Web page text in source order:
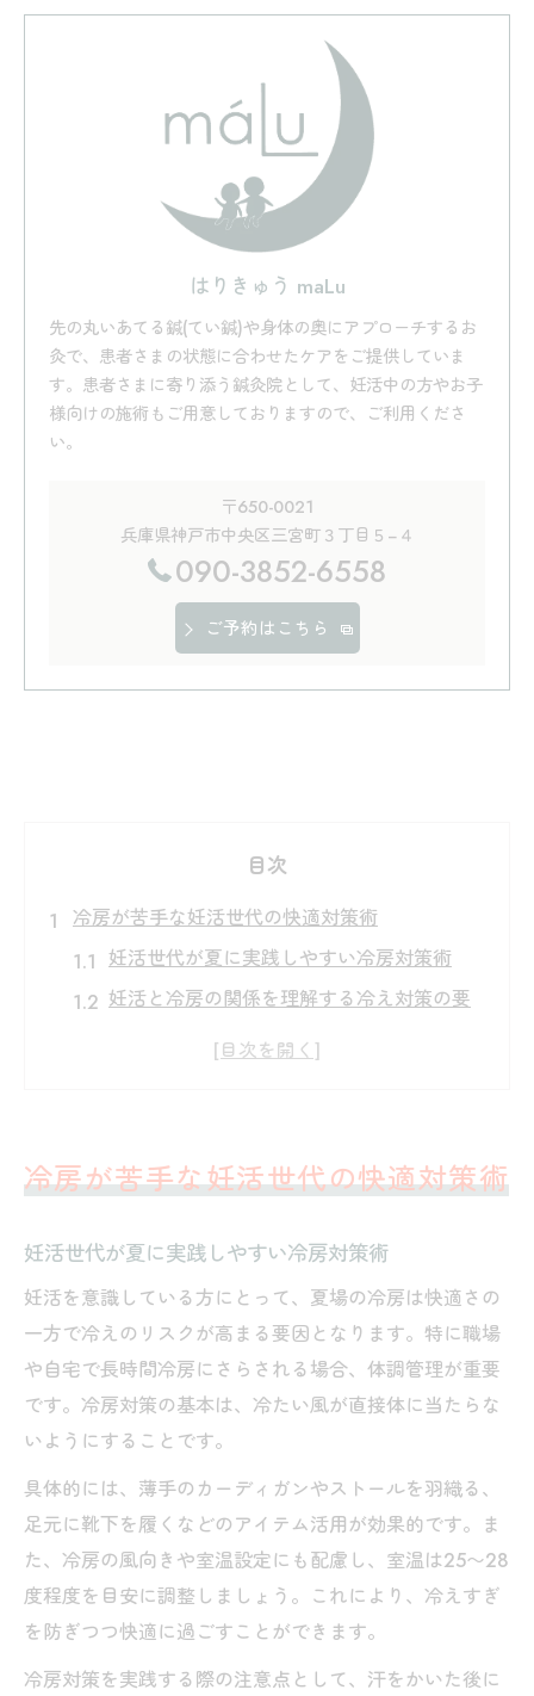
はりきゅう maLu
先の丸いあてる鍼(てい鍼)や身体の奥にアプローチするお
灸で、患者さまの状態に合わせたケアをご提供していま
す。患者さまに寄り添う鍼灸院として、妊活中の方やお子
様向けの施術もご用意しておりますので、ご利用くださ
い。
〒650-0021
兵庫県神戸市中央区三宮町３丁目５−４
090-3852-6558
ご予約はこちら
目次
冷房が苦手な妊活世代の快適対策術
妊活世代が夏に実践しやすい冷房対策術
妊活と冷房の関係を理解する冷え対策の要
妊活中の冷え対策におすすめの習慣とは
本
妊活で意識したい夏の温活グッズの活用法
妊活時の血流改善に役立つ温活習慣
妊活におすすめの温める時期と冷え対策
クーラー環境で妊活を続ける秘訣とは
妊活中でも快適に過ごせるクーラー対策の
工夫
妊活と冷房の両立に役立つ温活アイテム紹
冷房が苦手な妊活世代の快適対策術
妊活世代が夏に実践しやすい冷房対策術
妊活を意識している方にとって、夏場の冷房は快適さの
一方で冷えのリスクが高まる要因となります。特に職場
や自宅で長時間冷房にさらされる場合、体調管理が重要
です。冷房対策の基本は、冷たい風が直接体に当たらな
いようにすることです。
具体的には、薄手のカーディガンやストールを羽織る、
足元に靴下を履くなどのアイテム活用が効果的です。ま
た、冷房の風向きや室温設定にも配慮し、室温は25〜28
度程度を目安に調整しましょう。これにより、冷えすぎ
を防ぎつつ快適に過ごすことができます。
冷房対策を実践する際の注意点として、汗をかいた後に